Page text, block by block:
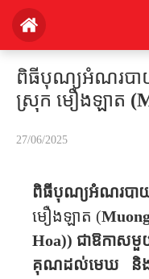
ពិធីបុណ្យអំណរបាយ
ស្រុក មឿងឡាត
27/06/2025
ពិធីបុណ្យអំណរបា
មឿង​ឡាត (
Hoa)) ជា​ឱកាស​មួ
គុណ​ដល់​មេឃ និង